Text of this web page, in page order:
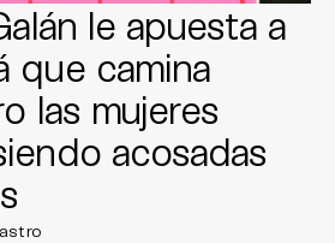
le apuesta a
que camina
las mujeres
acosadas